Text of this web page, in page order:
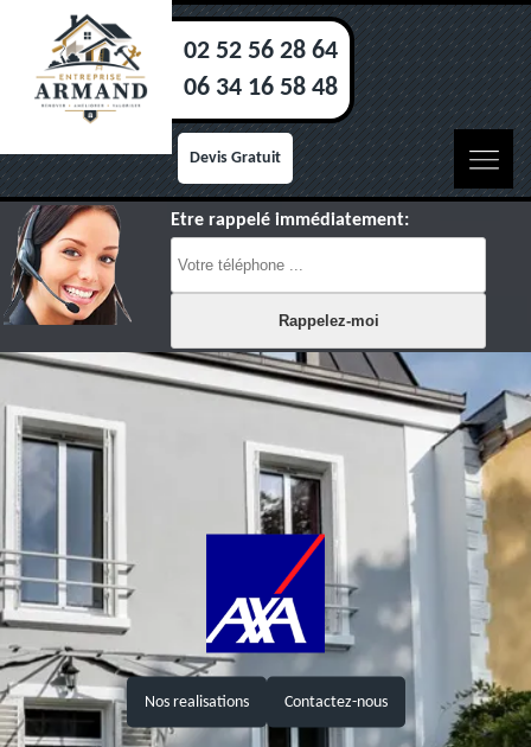
02 52 56 28 64
06 34 16 58 48
Devis Gratuit
Etre rappelé immédiatement:
Nos realisations Contactez-nous